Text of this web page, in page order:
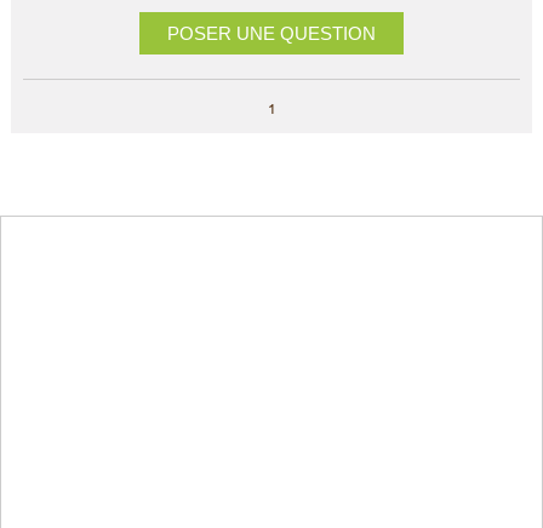
POSER UNE QUESTION
1